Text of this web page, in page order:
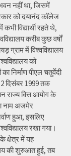
नहीं था, जिसमें
को दयानंद कॉलेज
विद्यार्थी रहते थे,
करीब कुछ वर्षों
ग्राम में विश्वविद्यालय
को
निर्माण पीएल चतुर्वेदी
दिसंबर 1999 तक
राज्य वित्त आयोग के
नाम अजमेर
हुआ, इसलिए
रखा गया।
क्षेत्र में यह
की शुरुआत हुई, तब